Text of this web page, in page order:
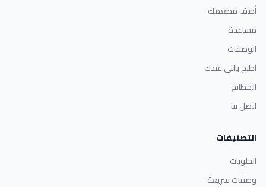
أضف مطعمك
مساعدة
الوصفات
اطبخ باللي عندك
المطابخ
اتصل بنا
التصنيفات
الحلويات
وصفات سريعة